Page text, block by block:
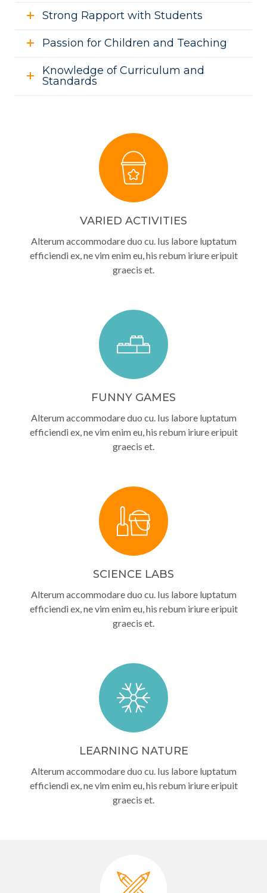
Strong Rapport with Students
Passion for Children and Teaching
Knowledge of Curriculum and
Standards
VARIED ACTIVITIES
Alterum accommodare duo cu. Ius labore luptatum
efficiendi ex, ne vim enim eu, his rebum iriure eripuit
graecis et.
FUNNY GAMES
Alterum accommodare duo cu. Ius labore luptatum
efficiendi ex, ne vim enim eu, his rebum iriure eripuit
graecis et.
SCIENCE LABS
Alterum accommodare duo cu. Ius labore luptatum
efficiendi ex, ne vim enim eu, his rebum iriure eripuit
graecis et.
LEARNING NATURE
Alterum accommodare duo cu. Ius labore luptatum
efficiendi ex, ne vim enim eu, his rebum iriure eripuit
graecis et.